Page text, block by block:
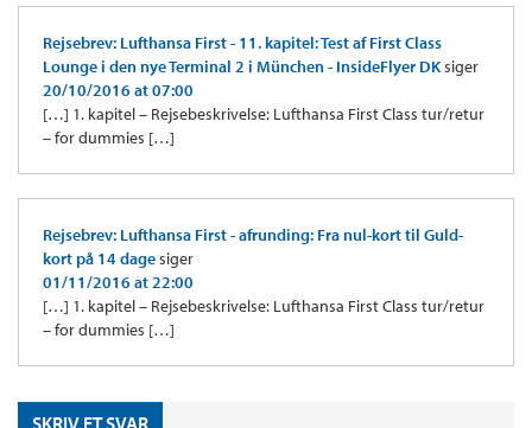
Rejsebrev: Lufthansa First - 11. kapitel: Test af First Class
Lounge i den nye Terminal 2 i München - InsideFlyer DKsiger
20/10/2016 at 07:00
[…] 1. kapitel – Rejsebeskrivelse: Lufthansa First Class tur/retur
– for dummies […]
Rejsebrev: Lufthansa First - afrunding: Fra nul-kort til Guld-
kort på 14 dagesiger
01/11/2016 at 22:00
[…] 1. kapitel – Rejsebeskrivelse: Lufthansa First Class tur/retur
– for dummies […]
SKRIV ET SVAR